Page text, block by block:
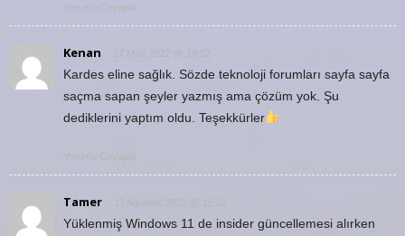
Yorumu Cevapla
Kenan 17 Mart 2022 @ 19:52
Kardes eline sağlık. Sözde teknoloji forumları sayfa sayfa
saçma sapan şeyler yazmış ama çözüm yok. Şu
dediklerini yaptım oldu. Teşekkürler
Yorumu Cevapla
Tamer 13 Ağustos 2022 @ 15:02
Yüklenmiş Windows 11 de insider güncellemesi alırken